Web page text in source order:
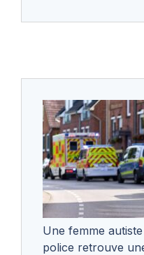
Une femme
police retrouve